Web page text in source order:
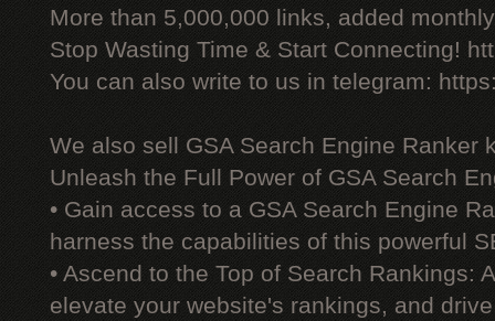
More than 5,000,000 links, added
Stop Wasting Time & Start Connecting!
You can also write to us in telegram:
We also sell GSA Search Engine Ranker
Unleash the Full Power of GSA Search
• Gain access to a GSA Search Engine
harness the capabilities of this powerful
• Ascend to the Top of Search Rankings:
elevate your website's rankings, and